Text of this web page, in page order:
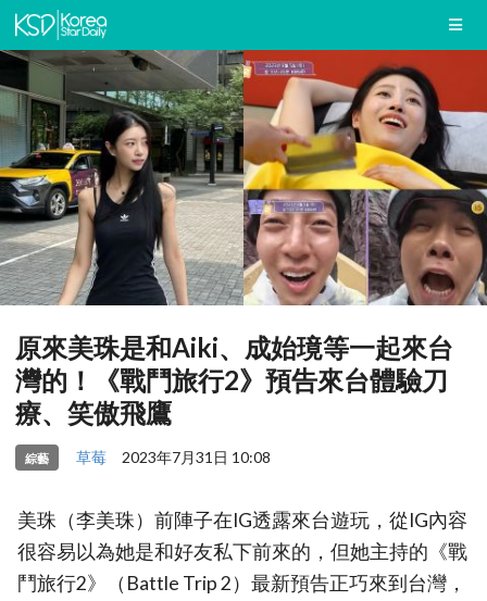
原來美珠是和Aiki、成始璄等一起來台
灣的！《戰鬥旅行2》預告來台體驗刀
療、笑傲飛鷹
綜藝 草莓 2023年7月31日 10:08
美珠（李美珠）前陣子在IG透露來台遊玩，從IG內容
很容易以為她是和好友私下前來的，但她主持的《戰
鬥旅行2》（Battle Trip 2）最新預告正巧來到台灣，